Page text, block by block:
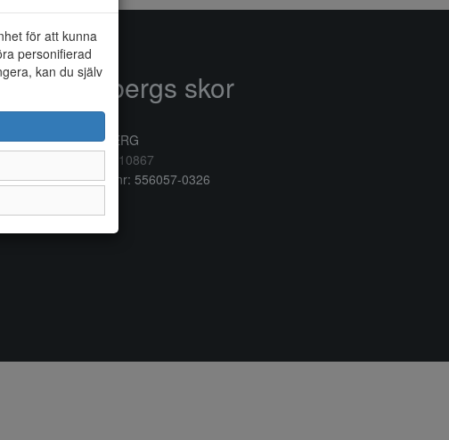
för att kunna
personifierad
kan du själv
Anderbergs skor
432 41 VARBERG
0340/10867
Organisationsnr: 556057-0326